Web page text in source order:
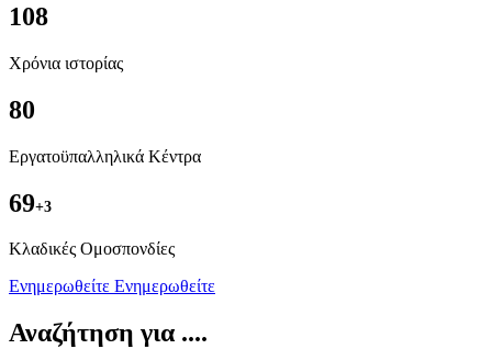
108
Χρόνια ιστορίας
80
Εργατοϋπαλληλικά Κέντρα
69+3
Kλαδικές Ομοσπονδίες
Ενημερωθείτε Ενημερωθείτε
Αναζήτηση για ....